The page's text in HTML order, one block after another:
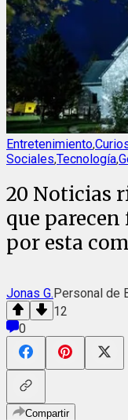
Entretenimiento,
Sociales,Tecnología,
20 Noticias
que
por esta
Jonas G.Personal de
12
0
Compartir